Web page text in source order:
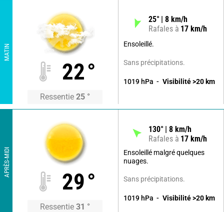
MATIN
22°
Ressentie 25 °
25° 8 km/h
Rafales à 17 km/h
Ensoleillé.
Sans précipitations.
1019 hPa Visibilité >20 km
APRÈS-MIDI
29°
Ressentie 31 °
130° 8 km/h
Rafales à 17 km/h
Ensoleillé malgré quelques
nuages.
Sans précipitations.
1019 hPa Visibilité >20 km